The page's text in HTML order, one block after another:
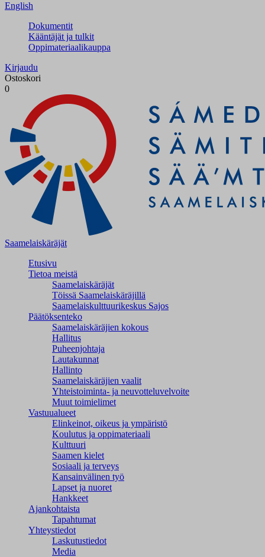
English
Dokumentit
Kääntäjät ja tulkit
Oppimateriaalikauppa
Kirjaudu
Ostoskori
0
Saamelaiskäräjät
Etusivu
Tietoa meistä
Saamelaiskäräjät
Töissä Saamelaiskäräjillä
Saamelaiskulttuuri­keskus Sajos
Päätöksenteko
Saamelaiskäräjien kokous
Hallitus
Puheenjohtaja
Lautakunnat
Hallinto
Saamelaiskäräjien vaalit
Yhteistoiminta- ja neuvotteluvelvoite
Muut toimielimet
Vastuualueet
Elinkeinot, oikeus ja ympäristö
Koulutus ja oppimateriaali
Kulttuuri
Saamen kielet
Sosiaali ja terveys
Kansainvälinen työ
Lapset ja nuoret
Hankkeet
Ajankohtaista
Tapahtumat
Yhteystiedot
Laskutustiedot
Media